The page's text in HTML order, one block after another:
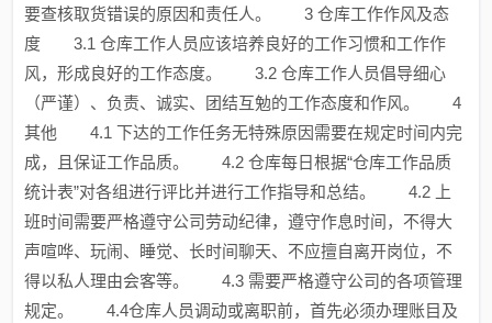
要查核取货错误的原因和责任人。 3 仓库工作作风及态
度 3.1 仓库工作人员应该培养良好的工作习惯和工作作
风，形成良好的工作态度。 3.2 仓库工作人员倡导细心
（严谨）、负责、诚实、团结互勉的工作态度和作风。 4
其他 4.1 下达的工作任务无特殊原因需要在规定时间内完
成，且保证工作品质。 4.2 仓库每日根据“仓库工作品质
统计表”对各组进行评比并进行工作指导和总结。 4.2 上
班时间需要严格遵守公司劳动纪律，遵守作息时间，不得大
声喧哗、玩闹、睡觉、长时间聊天、不应擅自离开岗位，不
得以私人理由会客等。 4.3 需要严格遵守公司的各项管理
规定。 4.4仓库人员调动或离职前，首先必须办理账目及